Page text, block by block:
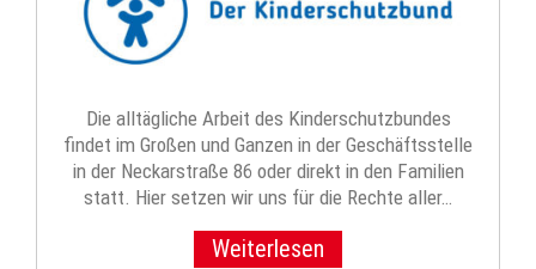
Die alltägliche Arbeit des Kinderschutzbundes
findet im Großen und Ganzen in der Geschäftsstelle
in der Neckarstraße 86 oder direkt in den Familien
statt. Hier setzen wir uns für die Rechte aller…
Weiterlesen